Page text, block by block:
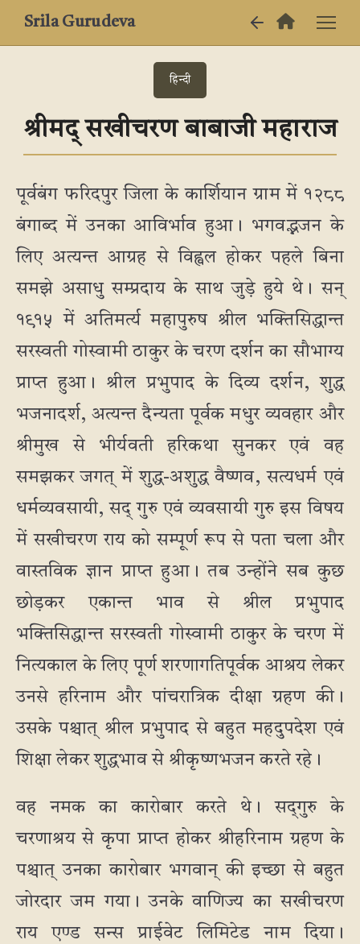
Srila Gurudeva
हिन्दी
श्रीमद् सखीचरण बाबाजी महाराज
पूर्वबंग फरिदपुर जिला के कार्शियान ग्राम में १२८८
बंगाब्द में उनका आविर्भाव हुआ। भगवद्भजन के
लिए अत्यन्त आग्रह से विह्वल होकर पहले बिना
समझे असाधु सम्प्रदाय के साथ जुड़े हुये थे। सन्
१९१५ में अतिमर्त्य महापुरुष श्रील भक्तिसिद्धान्त
सरस्वती गोस्वामी ठाकुर के चरण दर्शन का सौभाग्य
प्राप्त हुआ। श्रील प्रभुपाद के दिव्य दर्शन, शुद्ध
भजनादर्श, अत्यन्त दैन्यता पूर्वक मधुर व्यवहार और
श्रीमुख से भीर्यवती हरिकथा सुनकर एवं वह
समझकर जगत् में शुद्ध-अशुद्ध वैष्णव, सत्यधर्म एवं
धर्मव्यवसायी, सद् गुरु एवं व्यवसायी गुरु इस विषय
में सखीचरण राय को सम्पूर्ण रूप से पता चला और
वास्तविक ज्ञान प्राप्त हुआ। तब उन्होंने सब कुछ
छोड़कर एकान्त भाव से श्रील प्रभुपाद
भक्तिसिद्धान्त सरस्वती गोस्वामी ठाकुर के चरण में
नित्यकाल के लिए पूर्ण शरणागतिपूर्वक आश्रय लेकर
उनसे हरिनाम और पांचरात्रिक दीक्षा ग्रहण की।
उसके पश्चात् श्रील प्रभुपाद से बहुत महदुपदेश एवं
शिक्षा लेकर शुद्धभाव से श्रीकृष्णभजन करते रहे।
वह नमक का कारोबार करते थे। सद्‌गुरु के
चरणाश्रय से कृपा प्राप्त होकर श्रीहरिनाम ग्रहण के
पश्चात् उनका कारोबार भगवान् की इच्छा से बहुत
जोरदार जम गया। उनके वाणिज्य का सखीचरण
राय एण्ड सन्स प्राईवेट लिमिटेड नाम दिया।